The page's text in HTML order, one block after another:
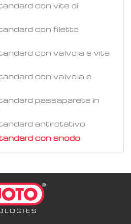
con vite di
con filetto
con valvola e vite
con valvola e
passaparete in
antirotativo
con snodo